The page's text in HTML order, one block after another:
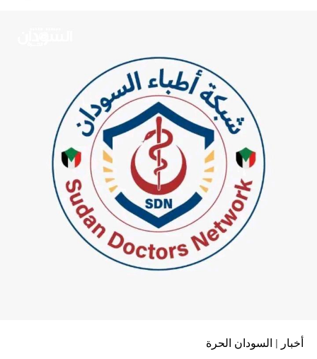
وأوضح لـ”العربي الجديد”، أن “مصر أثبتت خلال الحرب الراهنة
فعاليتها الكبيرة في الملف السوداني، ليس فقط من خلال
موقفها الواضح والداعم لكيان الدولة السودانية والمؤسسة
العسكرية، بل أيضاً عبر استضافتها نحو 70% من السودانيين
الفارين من الحرب، أي ما يقارب مليوني لاجئ، دون أن تضعهم
في معسكرات احتجاز كما تفعل دول أخرى”.
لا تفوت
أخبار | السودان الحرة